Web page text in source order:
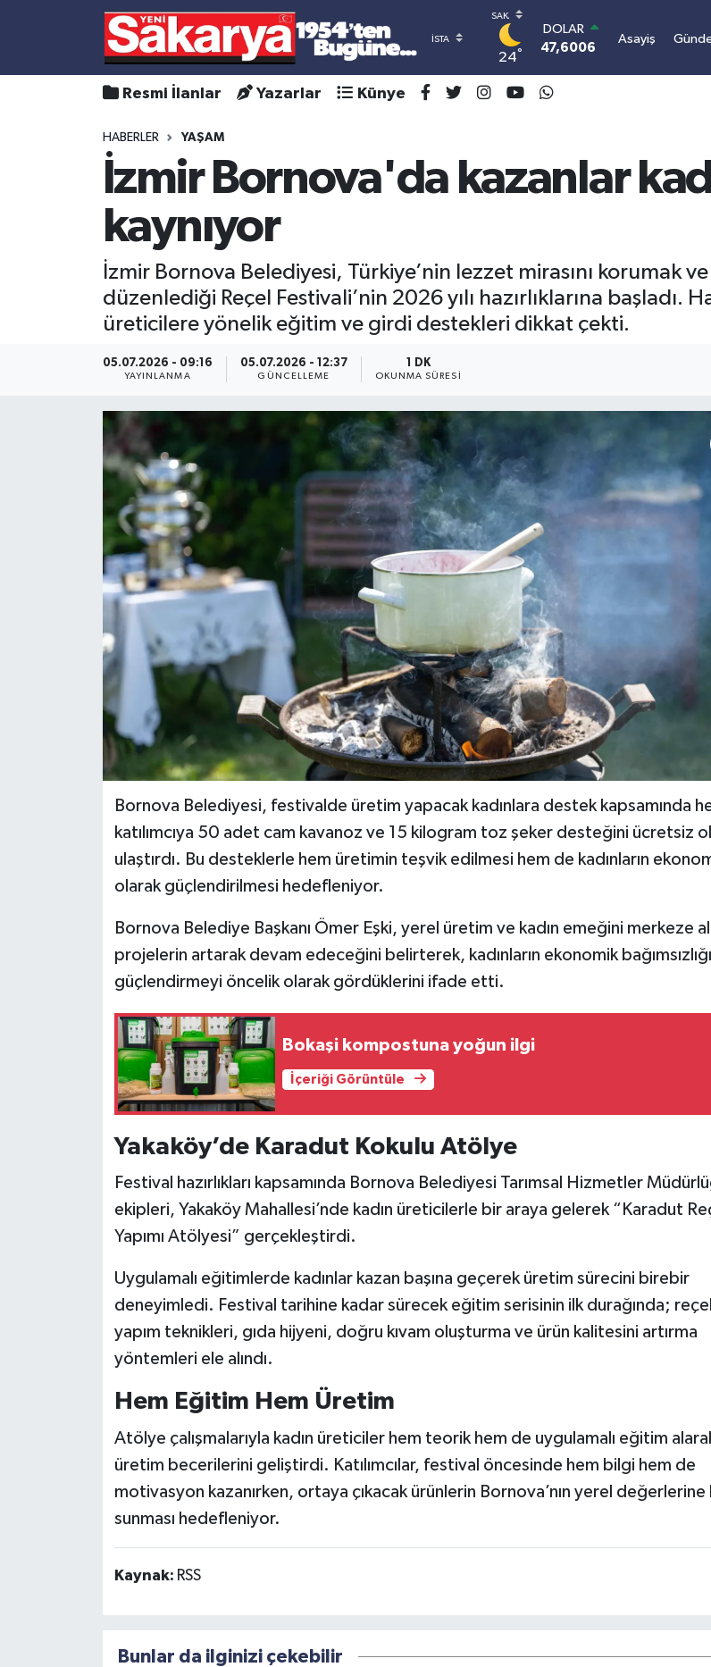
24°
DOLAR
47,6006
55,0250
6500.87
BİST100
70
Asayiş
Resmi İlanlar Yazarlar Künye
HABERLER YAŞAM
İzmir Bornova'da kazanlar
kaynıyor
İzmir Bornova Belediyesi, Türkiye’nin lezzet mirasını korumak
düzenlediği Reçel Festivali’nin 2026 yılı hazırlıklarına başladı.
üreticilere yönelik eğitim ve girdi destekleri dikkat çekti.
05.07.2026 - 09:16
YAYINLANMA
05.07.2026 - 12:37
GÜNCELLEME
1 DK
OKUNMA SÜRESI
Bornova Belediyesi, festivalde üretim yapacak kadınlara destek kapsamında
katılımcıya 50 adet cam kavanoz ve 15 kilogram toz şeker desteğini ücretsiz
ulaştırdı. Bu desteklerle hem üretimin teşvik edilmesi hem de kadınların
olarak güçlendirilmesi hedefleniyor.
Bornova Belediye Başkanı Ömer Eşki, yerel üretim ve kadın emeğini merkeze
projelerin artarak devam edeceğini belirterek, kadınların ekonomik
güçlendirmeyi öncelik olarak gördüklerini ifade etti.
Bokaşi kompostuna yoğun ilgi
İçeriği Görüntüle
Yakaköy’de Karadut Kokulu Atölye
Festival hazırlıkları kapsamında Bornova Belediyesi Tarımsal Hizmetler
ekipleri, Yakaköy Mahallesi’nde kadın üreticilerle bir araya gelerek “Karadut
Yapımı Atölyesi” gerçekleştirdi.
Uygulamalı eğitimlerde kadınlar kazan başına geçerek üretim sürecini birebir
deneyimledi. Festival tarihine kadar sürecek eğitim serisinin ilk durağında; reçel
yapım teknikleri, gıda hijyeni, doğru kıvam oluşturma ve ürün kalitesini artırma
yöntemleri ele alındı.
Hem Eğitim Hem Üretim
Atölye çalışmalarıyla kadın üreticiler hem teorik hem de uygulamalı eğitim
üretim becerilerini geliştirdi. Katılımcılar, festival öncesinde hem bilgi hem de
motivasyon kazanırken, ortaya çıkacak ürünlerin Bornova’nın yerel değerlerine
sunması hedefleniyor.
Kaynak: RSS
Bunlar da ilginizi çekebilir